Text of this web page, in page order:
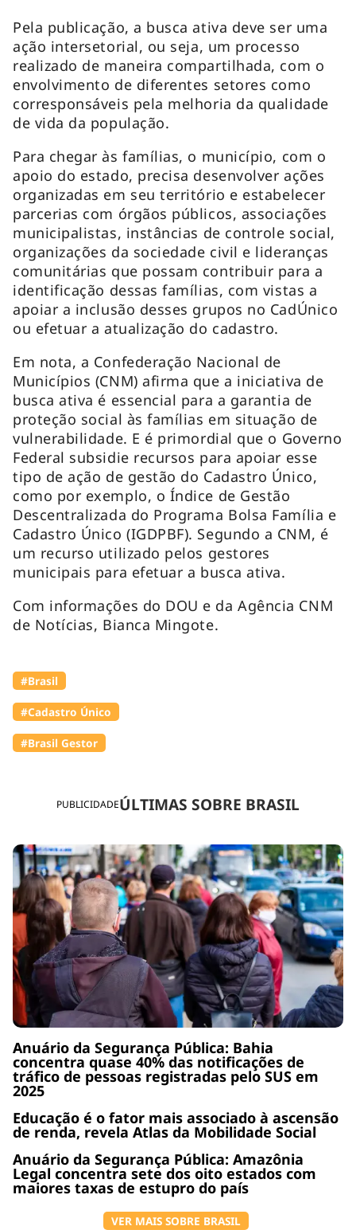
PUBLICIDADEÚLTIMAS SOBRE BRASIL
Anuário da Segurança Pública: Bahia
concentra quase 40% das notificações de
tráfico de pessoas registradas pelo SUS em
2025
Educação é o fator mais associado à ascensão
de renda, revela Atlas da Mobilidade Social
Anuário da Segurança Pública: Amazônia
Legal concentra sete dos oito estados com
maiores taxas de estupro do país
VER MAIS SOBRE BRASIL
Pela publicação, a busca ativa deve ser uma
ação intersetorial, ou seja, um processo
realizado de maneira compartilhada, com o
envolvimento de diferentes setores como
corresponsáveis pela melhoria da qualidade
de vida da população.
Para chegar às famílias, o município, com o
apoio do estado, precisa desenvolver ações
organizadas em seu território e estabelecer
parcerias com órgãos públicos, associações
municipalistas, instâncias de controle social,
organizações da sociedade civil e lideranças
comunitárias que possam contribuir para a
identificação dessas famílias, com vistas a
apoiar a inclusão desses grupos no CadÚnico
ou efetuar a atualização do cadastro.
Em nota, a Confederação Nacional de
Municípios (CNM) afirma que a iniciativa de
busca ativa é essencial para a garantia de
proteção social às famílias em situação de
vulnerabilidade. E é primordial que o Governo
Federal subsidie recursos para apoiar esse
tipo de ação de gestão do Cadastro Único,
como por exemplo, o Índice de Gestão
Descentralizada do Programa Bolsa Família e
Cadastro Único (IGDPBF). Segundo a CNM, é
um recurso utilizado pelos gestores
municipais para efetuar a busca ativa.
Com informações do DOU e da Agência CNM
de Notícias, Bianca Mingote.
#Brasil
#Cadastro Único
#Brasil Gestor